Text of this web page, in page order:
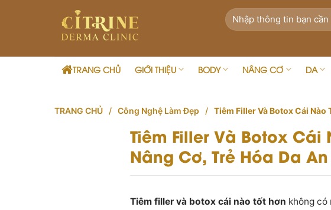
TRANG CHỦ GIỚI THIỆU BODY NÂNG CƠ DA
TRANG CHỦ / Công Nghệ Làm Đẹp / Tiêm Filler Và Botox Cái Nào
Tiêm Filler Và Botox
Nâng Cơ, Trẻ Hóa Da
Tiêm filler và botox cái nào tốt hơn không có